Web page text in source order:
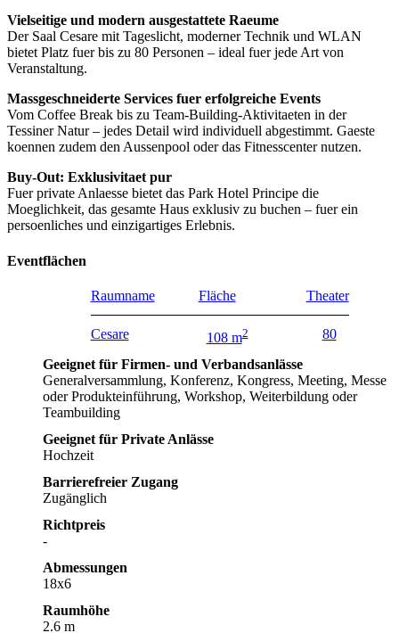
Vielseitige und modern ausgestattete Raeume
Der Saal Cesare mit Tageslicht, moderner Technik und WLAN
bietet Platz fuer bis zu 80 Personen – ideal fuer jede Art von
Veranstaltung.
Massgeschneiderte Services fuer erfolgreiche Events
Vom Coffee Break bis zu Team-Building-Aktivitaeten in der
Tessiner Natur – jedes Detail wird individuell abgestimmt. Gaeste
koennen zudem den Aussenpool oder das Fitnesscenter nutzen.
Buy-Out: Exklusivitaet pur
Fuer private Anlaesse bietet das Park Hotel Principe die
Moeglichkeit, das gesamte Haus exklusiv zu buchen – fuer ein
persoenliches und einzigartiges Erlebnis.
Eventflächen
Raumname Fläche Theater
Cesare 108 m2 80
Geeignet für Firmen- und Verbandsanlässe
Generalversammlung, Konferenz, Kongress, Meeting, Messe
oder Produkteinführung, Workshop, Weiterbildung oder
Teambuilding
Geeignet für Private Anlässe
Hochzeit
Barrierefreier Zugang
Zugänglich
Richtpreis
-
Abmessungen
18x6
Raumhöhe
2.6 m